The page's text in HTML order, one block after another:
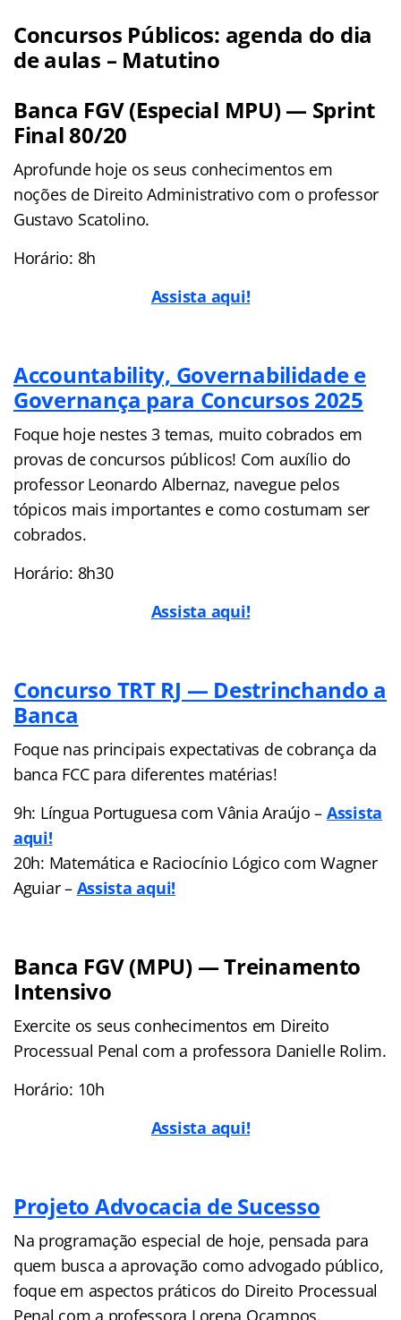
Concursos Públicos: agenda do dia
de aulas – Matutino
Banca FGV (Especial MPU) — Sprint
Final 80/20
Aprofunde hoje os seus conhecimentos em
noções de Direito Administrativo com o professor
Gustavo Scatolino.
Horário: 8h
Assista aqui!
Accountability, Governabilidade e
Governança para Concursos 2025
Foque hoje nestes 3 temas, muito cobrados em
provas de concursos públicos! Com auxílio do
professor Leonardo Albernaz, navegue pelos
tópicos mais importantes e como costumam ser
cobrados.
Horário: 8h30
Assista aqui!
Concurso TRT RJ — Destrinchando a
Banca
Foque nas principais expectativas de cobrança da
banca FCC para diferentes matérias!
9h: Língua Portuguesa com Vânia Araújo – Assista
aqui!
20h: Matemática e Raciocínio Lógico com Wagner
Aguiar – Assista aqui!
Banca FGV (MPU) — Treinamento
Intensivo
Exercite os seus conhecimentos em Direito
Processual Penal com a professora Danielle Rolim.
Horário: 10h
Assista aqui!
Projeto Advocacia de Sucesso
Na programação especial de hoje, pensada para
quem busca a aprovação como advogado público,
foque em aspectos práticos do Direito Processual
Penal com a professora Lorena Ocampos.